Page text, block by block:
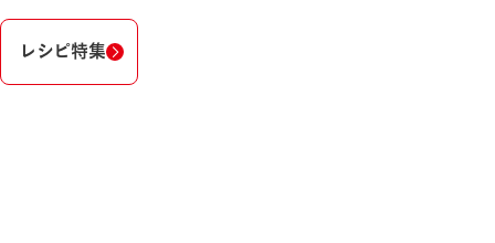
レシピ特集